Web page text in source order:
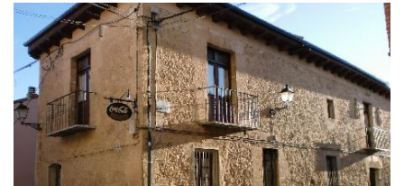
GALERÍA
DE
IMÁGENES
Y
LEÓN